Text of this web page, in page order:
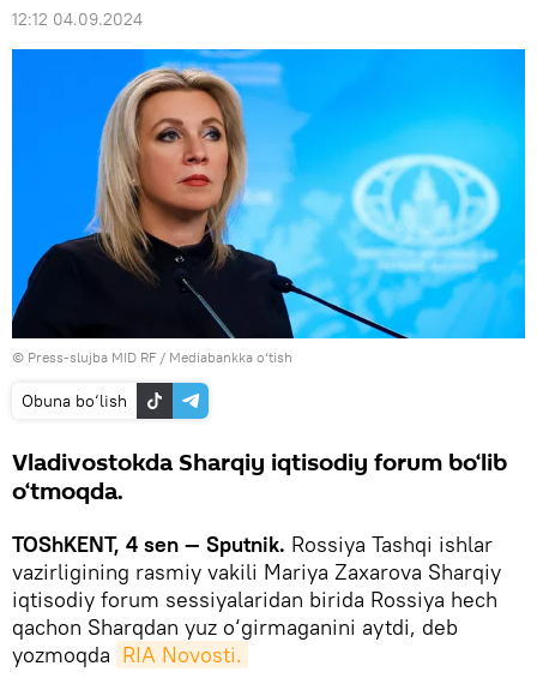
12:12 04.09.2024
© Press-slujba MID RF / Mediabankka o‘tish
Obuna bo‘lish
Vladivostokda Sharqiy iqtisodiy forum bo‘lib
o‘tmoqda.
TOShKENT, 4 sen — Sputnik. Rossiya Tashqi ishlar
vazirligining rasmiy vakili Mariya Zaxarova Sharqiy
iqtisodiy forum sessiyalaridan birida Rossiya hech
qachon Sharqdan yuz o‘girmaganini aytdi, deb
yozmoqda RIA Novosti.